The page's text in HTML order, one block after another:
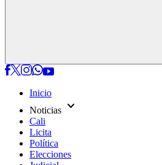
Inicio
Noticias expand_more
Cali
Licita
Política
Elecciones